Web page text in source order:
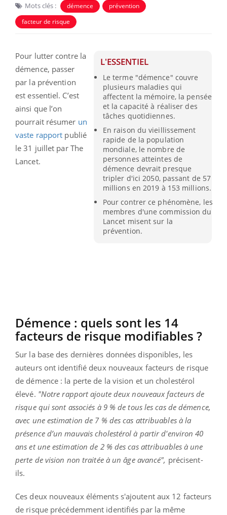
Mots clés : démence
prévention
facteur de risque
L'ESSENTIEL
Le terme "démence" couvre
plusieurs maladies qui
affectent la mémoire, la pensée
et la capacité à réaliser des
tâches quotidiennes.
En raison du vieillissement
rapide de la population
mondiale, le nombre de
personnes atteintes de
démence devrait presque
tripler d'ici 2050, passant de 57
millions en 2019 à 153 millions.
Pour contrer ce phénomène, les
membres d'une commission du
Lancet misent sur la
prévention.
Pour lutter contre la
démence, passer
par la prévention
est essentiel. C’est
ainsi que l’on
pourrait résumer un
vaste rapport publié
le 31 juillet par The
Lancet.
Démence : quels sont les 14
facteurs de risque modifiables ?
Sur la base des dernières données disponibles, les
auteurs ont identifié deux nouveaux facteurs de risque
de démence : la perte de la vision et un cholestérol
élevé. "Notre rapport ajoute deux nouveaux facteurs de
risque qui sont associés à 9 % de tous les cas de démence,
avec une estimation de 7 % des cas attribuables à la
présence d’un mauvais cholestérol à partir d'environ 40
ans et une estimation de 2 % des cas attribuables à une
perte de vision non traitée à un âge avancé", précisent-
ils.
Ces deux nouveaux éléments s'ajoutent aux 12 facteurs
de risque précédemment identifiés par la même